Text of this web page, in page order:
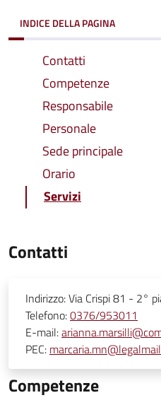
INDICE DELLA PAGINA
Contatti
Competenze
Responsabile
Personale
Sede principale
Orario
Servizi
Contatti
Indirizzo:Via Crispi 81 - 2°
Telefono:0376/953011
E-mail:
PEC:
Competenze